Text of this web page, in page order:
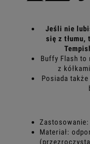
Jeśli nie
się z tłumu,
Buffy Flash to
z
Posiada
Materiał: